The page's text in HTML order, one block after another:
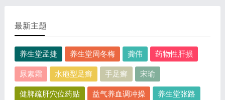
最新主题
养生堂孟捷 养生堂周冬梅 龚伟 药物性肝损
尿素霜 水疱型足癣 手足癣 宋瑜
健脾疏肝穴位药贴 益气养血调冲操 养生堂张路